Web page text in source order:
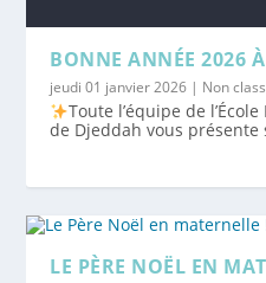
BONNE ANNÉE 2026
jeudi 01 janvier 2026 | Non
Toute l’équipe de
de Djeddah vous présente
LE PÈRE NOËL EN